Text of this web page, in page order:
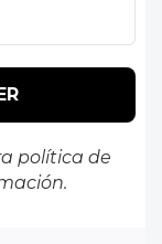
política de